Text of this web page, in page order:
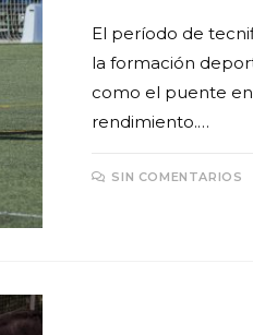
El período de
la formación
como el puente
rendimiento.…
SIN COMENTARIOS